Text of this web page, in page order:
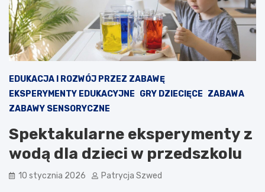
EDUKACJA I ROZWÓJ PRZEZ ZABAWĘ
EKSPERYMENTY EDUKACYJNE GRY DZIECIĘCE ZABAWA
ZABAWY SENSORYCZNE
Spektakularne eksperymenty z
wodą dla dzieci w przedszkolu
10 stycznia 2026 Patrycja Szwed